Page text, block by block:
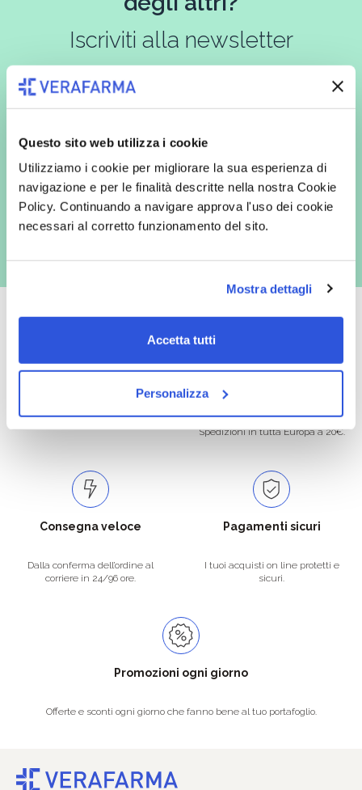
Questo sito web utilizza i cookie
Utilizziamo i cookie per migliorare la sua esperienza di
navigazione e per le finalità descritte nella nostra Cookie
Policy. Continuando a navigare approva l'uso dei cookie
necessari al corretto funzionamento del sito.
Mostra dettagli
Accetta tutti
Personalizza
Iscriviti alla newsletter
redatta ai sensi del Regolamento EU 2016/679, acconsento
espressamente al trattamento dei miei dati personali per finalità
commerciali da parte di Verafarma, tra cui invio di comunicazioni
marketing (con modalità telematiche - quali ad es. newsletter ed e-mail
con inviti e comunicazioni commerciali - e modalità tradizionali, quali ad
es. posta cartacea)
Oltre 50.000 prodotti
per soddisfare tutte le esigenze.
Spedizione gratuita
la spedizione la regaliamo noi.
Spedizioni in tutta Europa a 20€.
Consegna veloce
Dalla conferma dell’ordine al
corriere in 24/96 ore.
Pagamenti sicuri
I tuoi acquisti on line protetti e
sicuri.
Promozioni ogni giorno
Offerte e sconti ogni giorno che fanno bene al tuo portafoglio.